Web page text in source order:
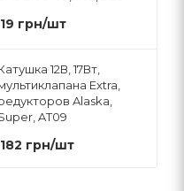
19 грн/шт
12В, 17Вт,
Extra,
Alaska,
AT09
182 грн/шт